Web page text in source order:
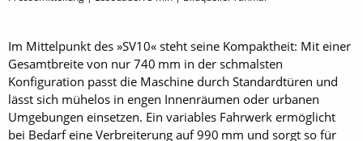
Im Mittelpunkt des »SV10« steht seine Kompaktheit: Mit einer
Gesamtbreite von nur 740 mm in der schmalsten
Konfiguration passt die Maschine durch Standardtüren und
lässt sich mühelos in engen Innenräumen oder urbanen
Umgebungen einsetzen. Ein variables Fahrwerk ermöglicht
bei Bedarf eine Verbreiterung auf 990 mm und sorgt so für